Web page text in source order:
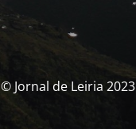
© Jornal de Leiria 2023